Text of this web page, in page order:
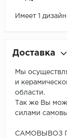
Имеет 1 дизайн
Доставка
Мы
и
области.
Так же Вы
силами
САМОВЫВОЗ